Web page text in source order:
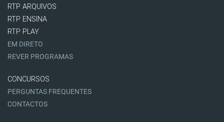
RTP ARQUIVOS
RTP ENSINA
RTP PLAY
EM DIRETO
REVER PROGRAMAS
CONCURSOS
PERGUNTAS FREQUENTES
CONTACTOS